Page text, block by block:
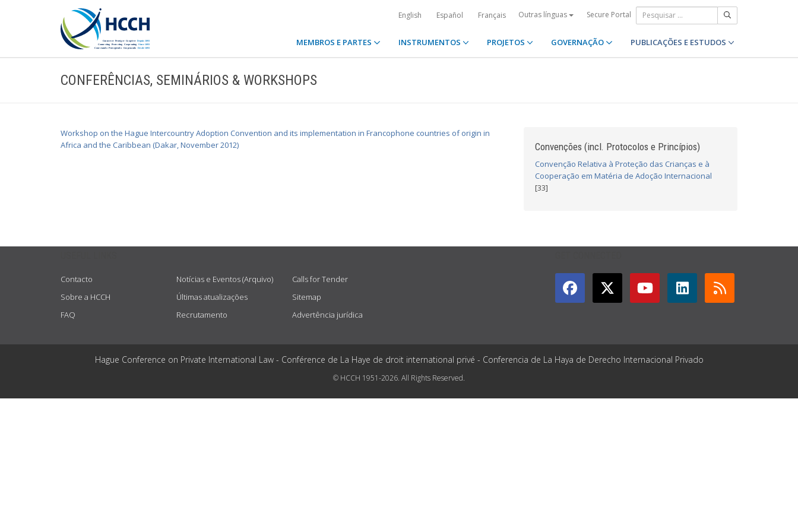
English Español Français Outras línguas Secure Portal
MEMBROS E PARTES INSTRUMENTOS PROJETOS GOVERNAÇÃO PUBLICAÇÕES E ESTUDOS
CONFERÊNCIAS, SEMINÁRIOS & WORKSHOPS
Workshop on the Hague Intercountry Adoption Convention and its implementation in Francophone countries of origin in
Africa and the Caribbean (Dakar, November 2012)
Convenções (incl. Protocolos e Princípios)
Convenção Relativa à Proteção das Crianças e à
Cooperação em Matéria de Adoção Internacional
[33]
Contacto
Sobre a HCCH
FAQ
Notícias e Eventos (Arquivo)
Últimas atualizações
Recrutamento
Calls for Tender
Sitemap
Advertência jurídica
Hague Conference on Private International Law - Conférence de La Haye de droit international privé - Conferencia de La Haya de Derecho Internacional Privado
© HCCH 1951-2026. All Rights Reserved.